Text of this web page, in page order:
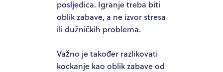
posljedica. Igranje treba biti
oblik zabave, a ne izvor stresa
ili dužničkih problema.
Važno je također razlikovati
kockanje kao oblik zabave od